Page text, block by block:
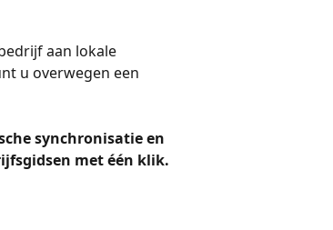
aan lokale
u overwegen een
synchronisatie en
met één klik.